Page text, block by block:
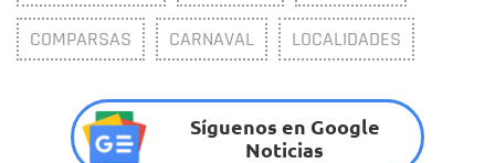
COMPARSAS CARNAVAL LOCALIDADES
Síguenos en Google
Noticias